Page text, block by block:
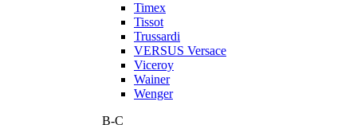
Timex
Tissot
Trussardi
VERSUS Versace
Viceroy
Wainer
Wenger
В-С